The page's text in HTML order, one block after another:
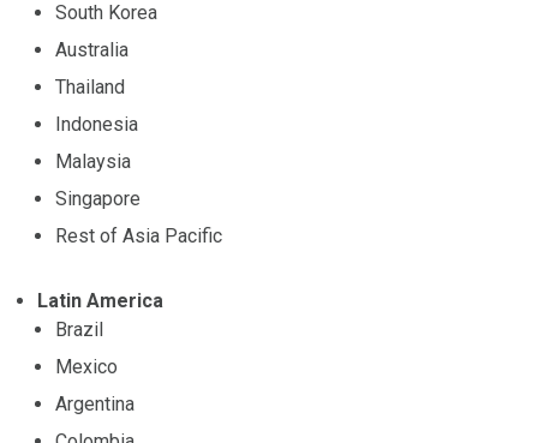
South Korea
Australia
Thailand
Indonesia
Malaysia
Singapore
Rest of Asia Pacific
Latin America
Brazil
Mexico
Argentina